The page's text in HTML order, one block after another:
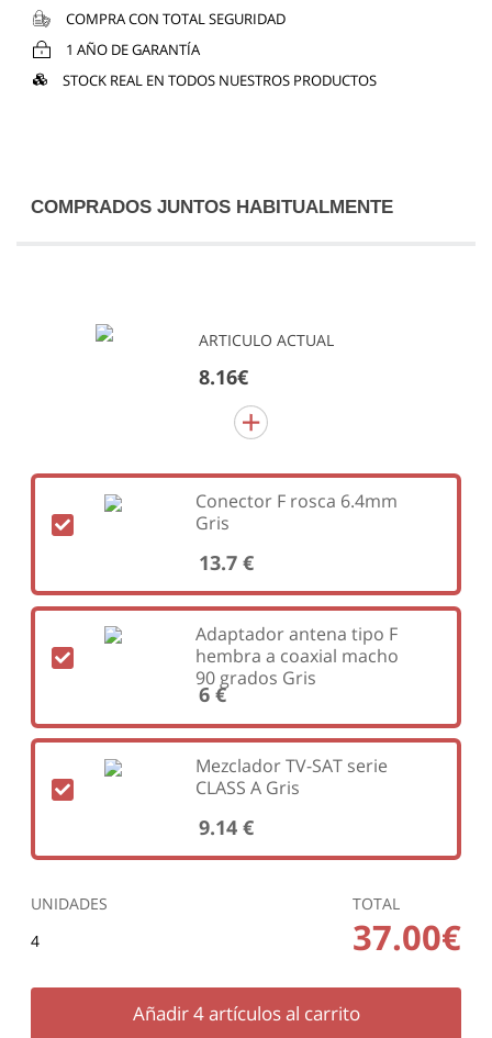
COMPRA CON TOTAL SEGURIDAD
1 AÑO DE GARANTÍA
STOCK REAL EN TODOS NUESTROS PRODUCTOS
COMPRADOS JUNTOS HABITUALMENTE
ARTICULO ACTUAL
8.16€
Conector F rosca 6.4mm
Gris
13.7 €
Adaptador antena tipo F
hembra a coaxial macho
90 grados Gris
6 €
Mezclador TV-SAT serie
CLASS A Gris
9.14 €
UNIDADES
4
TOTAL
37.00€
Añadir4artículos al carrito